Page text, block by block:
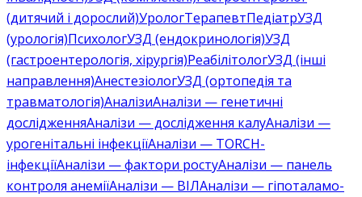
(дитячий і дорослий)УрологТерапевтПедіатрУЗД
(урологія)ПсихологУЗД (ендокринологія)УЗД
(гастроентерологія, хірургія)РеабілітологУЗД (інші
направлення)АнестезіологУЗД (ортопедія та
травматологія)АналізиАналізи — генетичні
дослідженняАналізи — дослідження калуАналізи —
урогенітальні інфекціїАналізи — TORCH-
інфекціїАналізи — фактори ростуАналізи — панель
контроля анеміїАналізи — ВІЛАналізи — гіпоталамо-